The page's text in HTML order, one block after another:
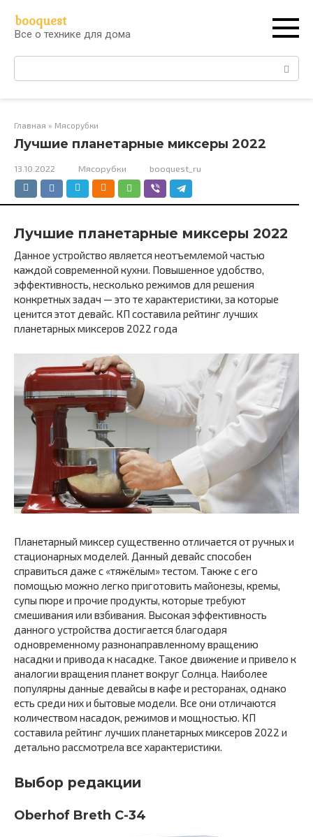
контенту
booquest
Все о технике для дома
Поиск:
Главная » Мясорубки
Лучшие планетарные миксеры 2022
13.10.2022 Мясорубки booquest_ru
Лучшие планетарные миксеры 2022
Данное устройство является неотъемлемой частью
каждой современной кухни. Повышенное удобство,
эффективность, несколько режимов для решения
конкретных задач — это те характеристики, за которые
ценится этот девайс. КП составила рейтинг лучших
планетарных миксеров 2022 года
Планетарный миксер существенно отличается от ручных и
стационарных моделей. Данный девайс способен
справиться даже с «тяжёлым» тестом. Также с его
помощью можно легко приготовить майонезы, кремы,
супы пюре и прочие продукты, которые требуют
смешивания или взбивания. Высокая эффективность
данного устройства достигается благодаря
одновременному разнонаправленному вращению
насадки и привода к насадке. Такое движение и привело к
аналогии вращения планет вокруг Солнца. Наиболее
популярны данные девайсы в кафе и ресторанах, однако
есть среди них и бытовые модели. Все они отличаются
количеством насадок, режимов и мощностью. КП
составила рейтинг лучших планетарных миксеров 2022 и
детально рассмотрела все характеристики.
Выбор редакции
Oberhof Breth C-34